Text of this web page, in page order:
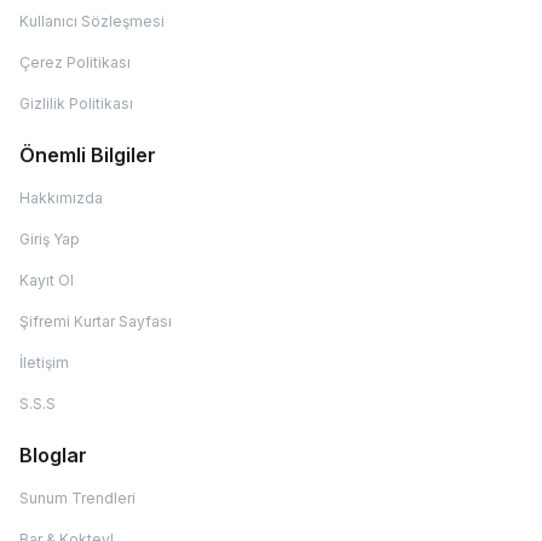
Kullanıcı Sözleşmesi
Çerez Politikası
Gizlilik Politikası
Önemli Bilgiler
Hakkımızda
Giriş Yap
Kayıt Ol
Şifremi Kurtar Sayfası
İletişim
S.S.S
Bloglar
Sunum Trendleri